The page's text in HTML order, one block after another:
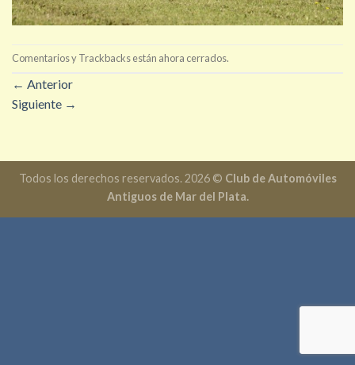
Comentarios y Trackbacks están ahora cerrados.
← Anterior
Siguiente →
Todos los derechos reservados. 2026 © Club de Automóviles
Antiguos de Mar del Plata.